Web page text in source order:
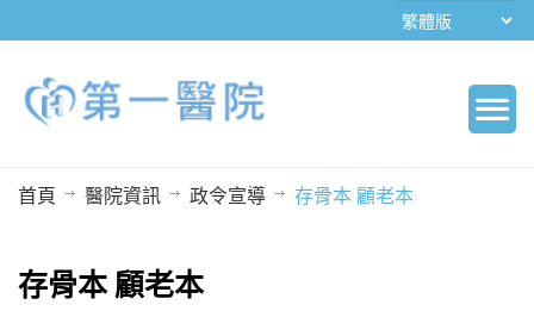
首頁 醫院資訊 政令宣導 存骨本 顧老本
存骨本 顧老本